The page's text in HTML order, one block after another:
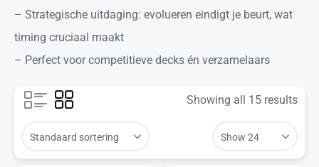
– Strategische uitdaging: evolueren eindigt je beurt, wat
timing cruciaal maakt
– Perfect voor competitieve decks én verzamelaars
Showing all 15 results